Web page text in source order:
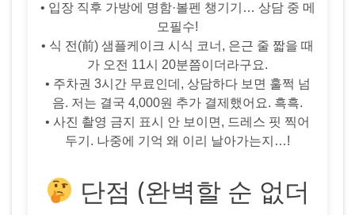
• 입장 직후 가방에 명함·볼펜 챙기기… 상담 중 메
모필수!
• 식 전(前) 샘플케이크 시식 코너, 은근 줄 짧을 때
가 오전 11시 20분쯤이더라구요.
• 주차권 3시간 무료인데, 상담하다 보면 훌쩍 넘
음. 저는 결국 4,000원 추가 결제했어요. 흑흑.
• 사진 촬영 금지 표시 안 보이면, 드레스 핏 찍어
두기. 나중에 기억 왜 이리 날아가는지…!
단점 (완벽할 순 없더